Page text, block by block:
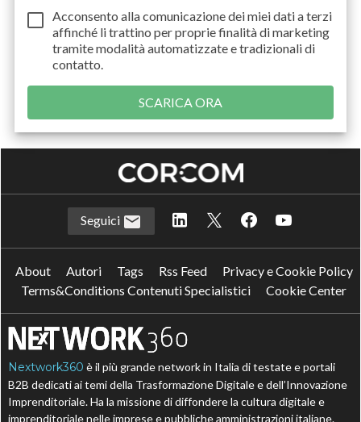
Acconsento alla comunicazione dei miei dati aterzi
affinché li trattino per proprie finalità di marketing
tramite modalità automatizzate e tradizionali di
contatto.
Seguici
About Autori Tags Rss Feed
Privacy e Cookie Policy
Terms&Conditions Contenuti Specialistici
Cookie Center
Nextwork360 è il più grande network in Italia di testate e portali
B2B dedicati ai temi della Trasformazione Digitale e dell’Innovazione
Imprenditoriale. Ha la missione di diffondere la cultura digitale e
imprenditoriale nelle imprese e pubbliche amministrazioni italiane.